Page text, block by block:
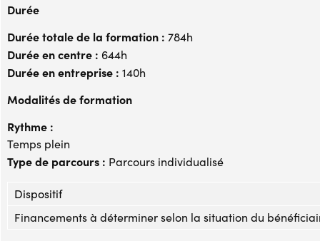
Durée
Durée totale de la formation : 784h
Durée en centre : 644h
Durée en entreprise : 140h
Modalités de formation
Rythme :
Temps plein
Type de parcours : Parcours individualisé
Dispositif
Financements à déterminer selon la situation du